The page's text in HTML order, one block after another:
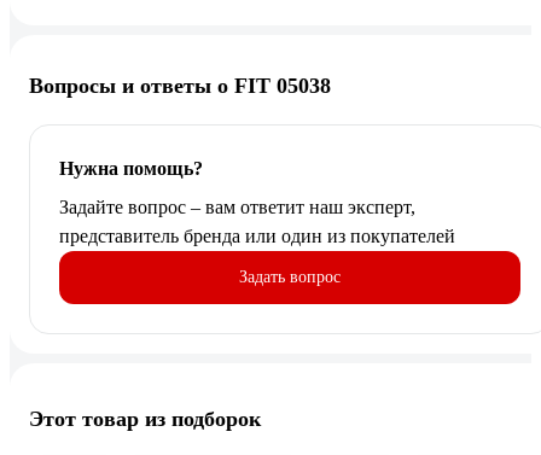
Вопросы и ответы о FIT 05038
Нужна помощь?
Задайте вопрос – вам ответит наш эксперт,
представитель бренда или один из покупателей
Задать вопрос
Этот товар из подборок